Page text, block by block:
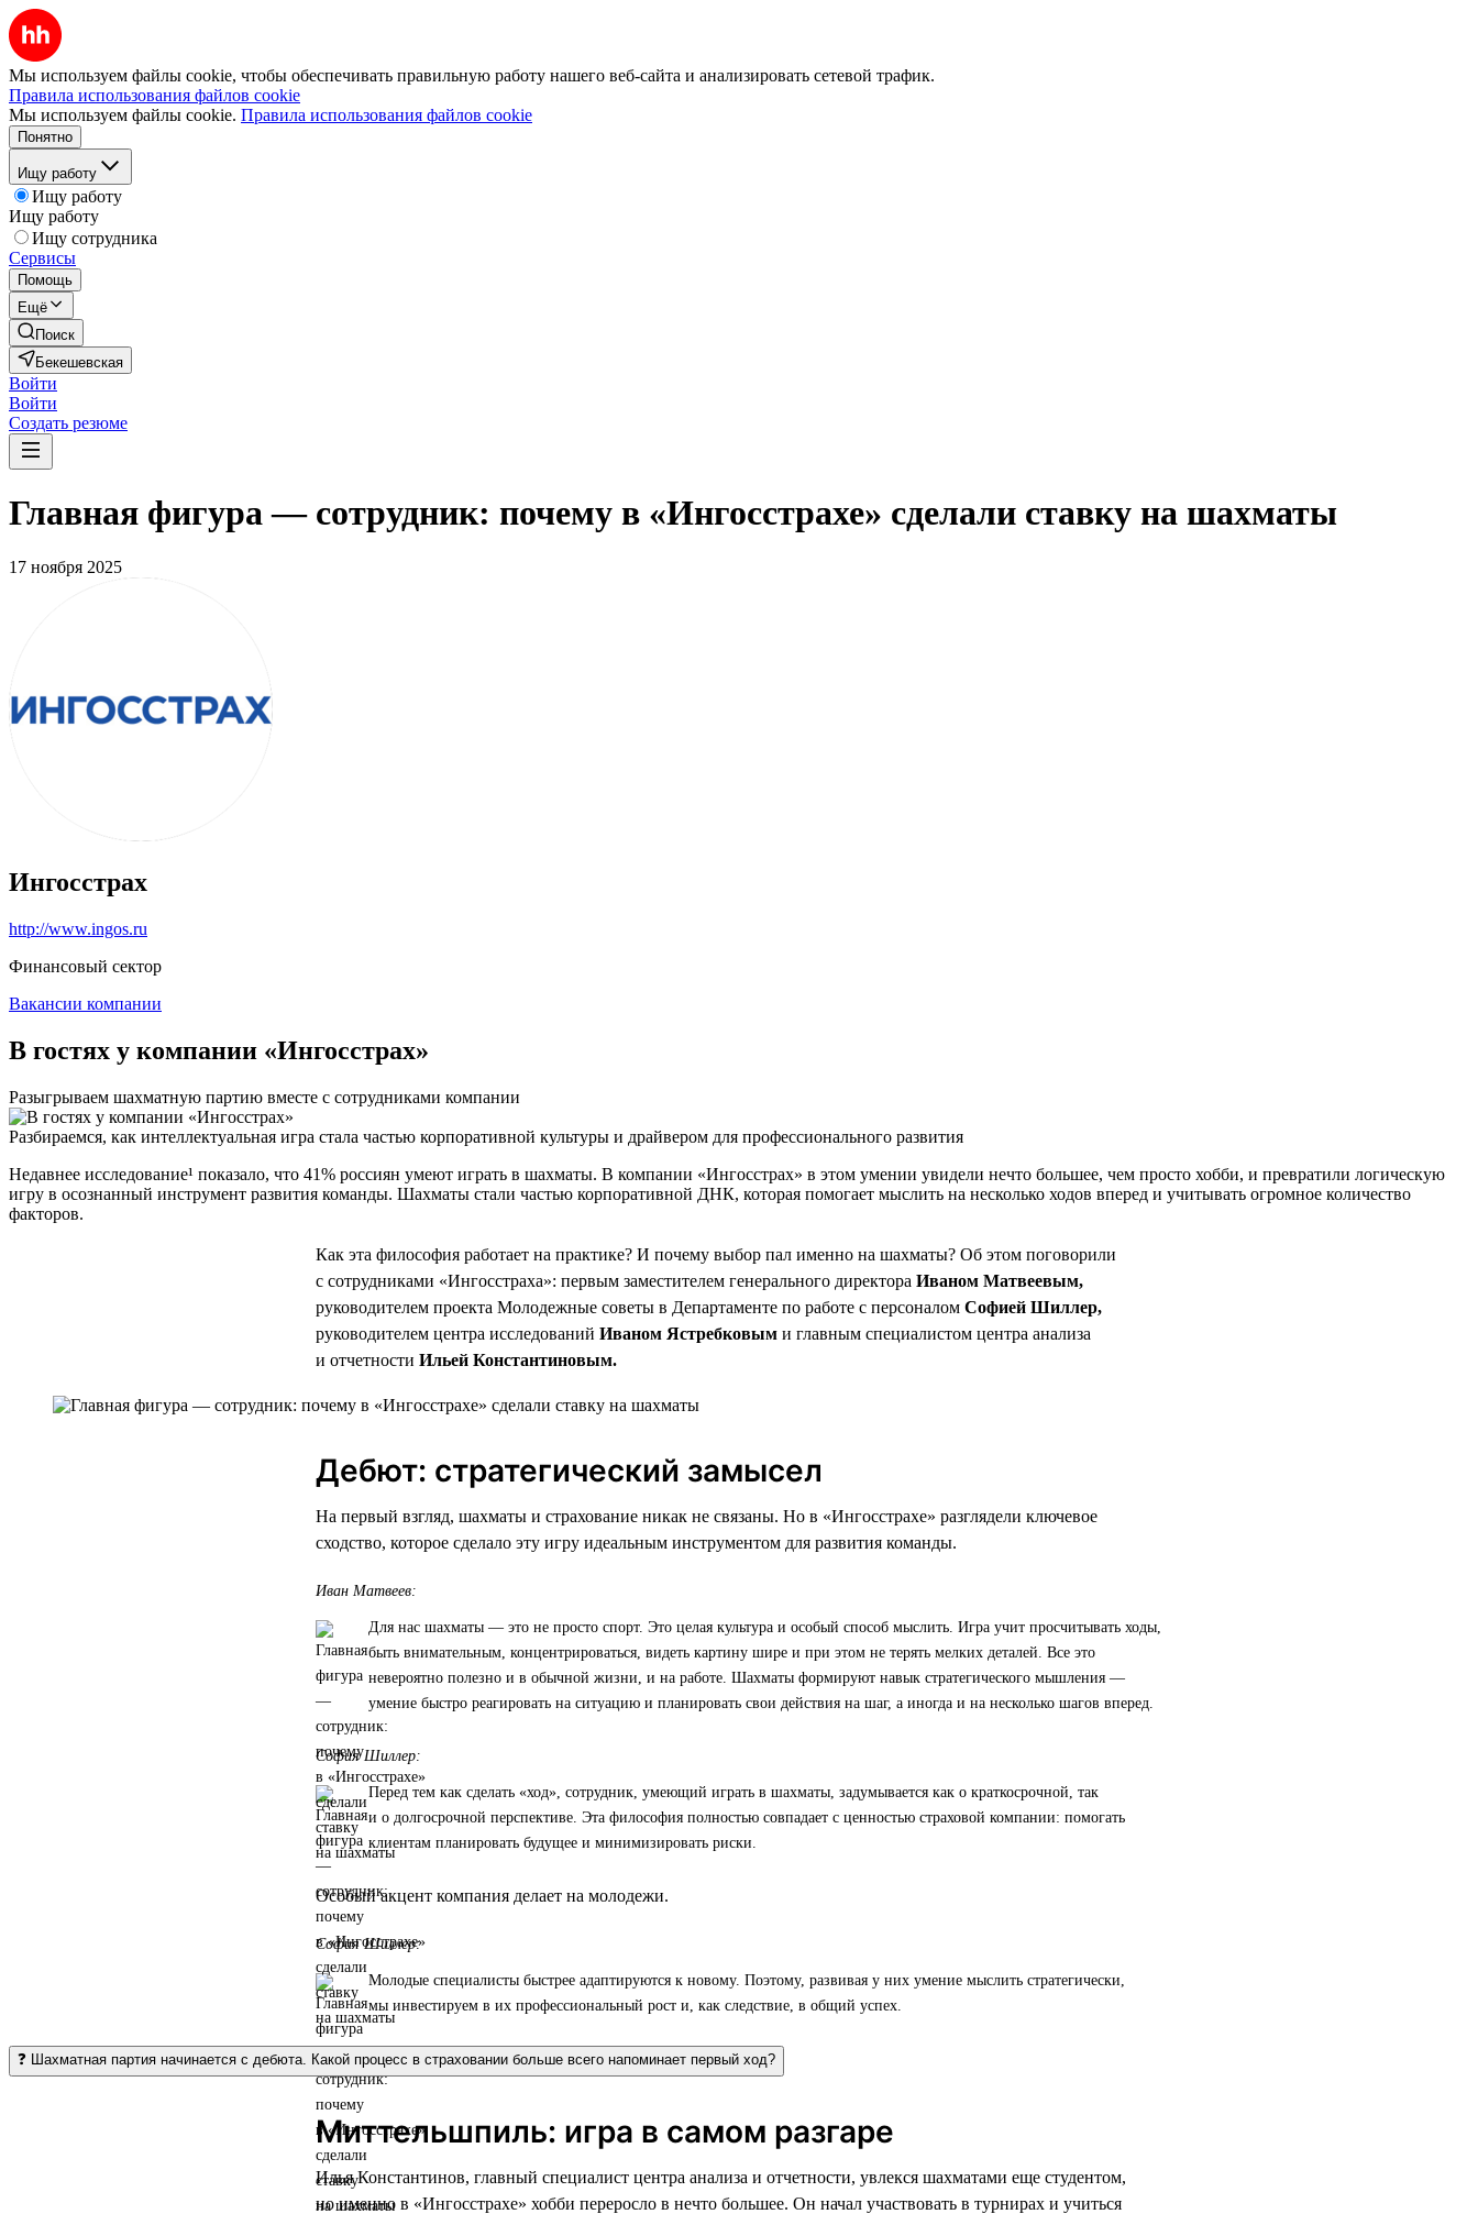
Мы используем файлы cookie, чтобы обеспечивать правильную работу нашего веб-сайта и анализировать сетевой трафик.
Правила использования файлов cookie
Мы используем файлы cookie. Правила использования файлов cookie
Понятно
Ищу работу
Ищу работу
Ищу работу
Ищу сотрудника
Сервисы
Помощь
Ещё
Поиск
Бекешевская
Войти
Войти
Создать резюме
Главная фигура — сотрудник: почему в «Ингосстрахе» сделали ставку на шахматы
17 ноября 2025
Ингосстрах
http://www.ingos.ru
Финансовый сектор
Вакансии компании
В гостях у компании «Ингосстрах»
Разыгрываем шахматную партию вместе с сотрудниками компании
Разбираемся, как интеллектуальная игра стала частью корпоративной культуры и драйвером для профессионального развития
Недавнее исследование¹ показало, что 41% россиян умеют играть в шахматы. В компании «Ингосстрах» в этом умении увидели нечто большее, чем просто хобби, и превратили логическую
игру в осознанный инструмент развития команды. Шахматы стали частью корпоративной ДНК, которая помогает мыслить на несколько ходов вперед и учитывать огромное количество
факторов.
Как эта философия работает на практике? И почему выбор пал именно на шахматы? Об этом поговорили
с сотрудниками «Ингосстраха»: первым заместителем генерального директора Иваном Матвеевым,
руководителем проекта Молодежные советы в Департаменте по работе с персоналом Софией Шиллер,
руководителем центра исследований Иваном Ястребковым и главным специалистом центра анализа
и отчетности Ильей Константиновым.
Дебют: стратегический замысел
На первый взгляд, шахматы и страхование никак не связаны. Но в «Ингосстрахе» разглядели ключевое
сходство, которое сделало эту игру идеальным инструментом для развития команды.
Иван Матвеев:
Для нас шахматы — это не просто спорт. Это целая культура и особый способ мыслить. Игра учит просчитывать ходы,
быть внимательным, концентрироваться, видеть картину шире и при этом не терять мелких деталей. Все это
невероятно полезно и в обычной жизни, и на работе. Шахматы формируют навык стратегического мышления —
умение быстро реагировать на ситуацию и планировать свои действия на шаг, а иногда и на несколько шагов вперед.
София Шиллер:
Перед тем как сделать «ход», сотрудник, умеющий играть в шахматы, задумывается как о краткосрочной, так
и о долгосрочной перспективе. Эта философия полностью совпадает с ценностью страховой компании: помогать
клиентам планировать будущее и минимизировать риски.
Особый акцент компания делает на молодежи.
София Шиллер:
Молодые специалисты быстрее адаптируются к новому. Поэтому, развивая у них умение мыслить стратегически,
мы инвестируем в их профессиональный рост и, как следствие, в общий успех.
❓ Шахматная партия начинается с дебюта. Какой процесс в страховании больше всего напоминает первый ход?
Миттельшпиль: игра в самом разгаре
Илья Константинов, главный специалист центра анализа и отчетности, увлекся шахматами еще студентом,
но именно в «Ингосстрахе» хобби переросло в нечто большее. Он начал участвовать в турнирах и учиться